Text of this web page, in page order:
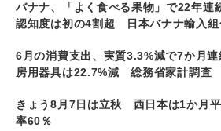
バナナ、「よく食べる果物」で22年
認知度は初の4割超 日本バナナ輸入組
6月の消費支出、実質3.3%減で7か月
房用器具は22.7%減 総務省家計調査
きょう8月7日は立秋 西日本は1か月
率60％